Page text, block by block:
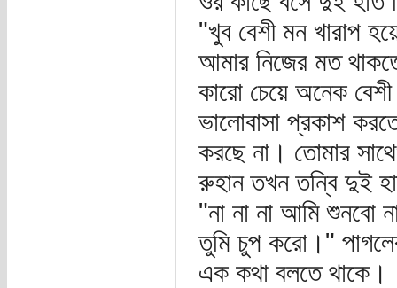
"খুব বেশী মন খারাপ
আমার নিজের মত
কারো চেয়ে অনেক
ভালোবাসা প্রকাশ
করছে না। তোমার
রুহান তখন তন্বি দুই
"না না না আমি
তুমি চুপ করো।"
এক কথা বলতে থাকে।